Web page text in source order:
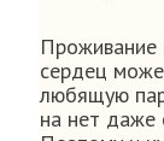
сердец
любящую
на нет даже